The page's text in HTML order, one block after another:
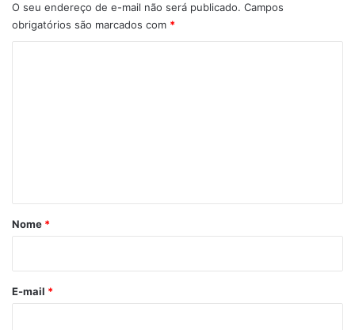
O seu endereço de e-mail não será publicado. Campos
obrigatórios são marcados com *
r
*
Nome *
E-mail *